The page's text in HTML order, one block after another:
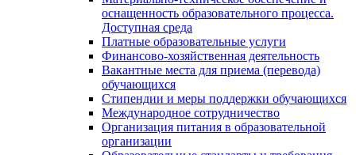
оснащенность образовательного процесса.
Доступная среда
Платные образовательные услуги
Финансово-хозяйственная деятельность
Вакантные места для приема (перевода)
обучающихся
Стипендии и меры поддержки обучающихся
Международное сотрудничество
Организация питания в образовательной
организации